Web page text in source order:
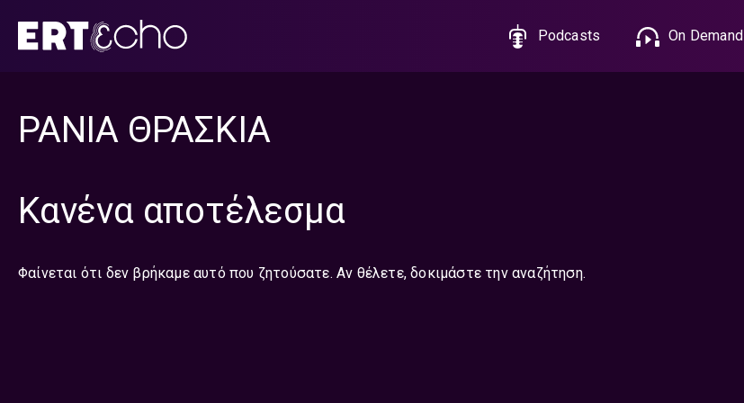
περιεχόμενο
Podcasts On Demand
ΡΑΝΙΑ ΘΡΑΣΚΙΑ
Κανένα αποτέλεσμα
Φαίνεται ότι δεν βρήκαμε αυτό που ζητούσατε. Αν θέλετε, δοκιμάστε την αναζήτηση.